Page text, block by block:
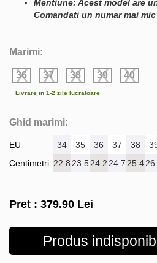
Mentiune: Acest model are
Comandati un numar mai
Marimi:
36 37 38 39 40
Livrare in 1-2 zile lucratoare
Ghid marimi:
EU
Centimetri
34 35 36 37 38
22.8 23.524.2 24.7 25.4
Pret : 379.90 Lei
Produs